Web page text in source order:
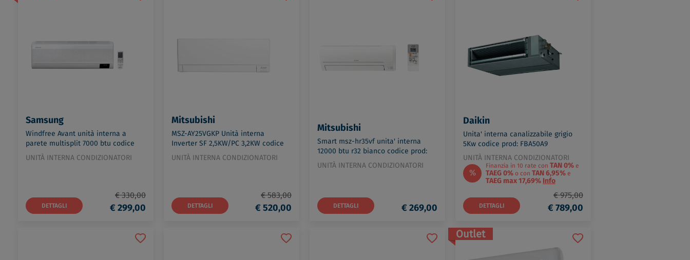
Samsung
Windfree Avant unità interna a
parete multisplit 7000 btu codice
prod: Ar07txeaawkneu
UNITÀ INTERNA CONDIZIONATORI
DETTAGLI
€ 330,00
€ 299,00
Mitsubishi
MSZ-AY25VGKP Unità interna
Inverter SF 2,5KW/PC 3,2KW codice
prod: MSZ-AY25VGKP
UNITÀ INTERNA CONDIZIONATORI
DETTAGLI
€ 583,00
€ 520,00
Mitsubishi
Smart msz-hr35vf unita' interna
12000 btu r32 bianco codice prod:
MSZ-HR35VF
UNITÀ INTERNA CONDIZIONATORI
DETTAGLI € 269,00
Daikin
Unita' interna canalizzabile grigio
5Kw codice prod: FBA50A9
UNITÀ INTERNA CONDIZIONATORI
%
Finanzia in 10 rate con TAN 0% e
TAEG 0% o con TAN 6,95% e
TAEG max 17,69% Info
DETTAGLI
€ 975,00
€ 789,00
Outlet